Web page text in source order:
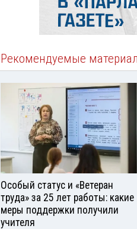
Рекомендуемые
Особый статус и «Ветеран
труда» за 25 лет работы: какие
меры поддержки получили
учителя